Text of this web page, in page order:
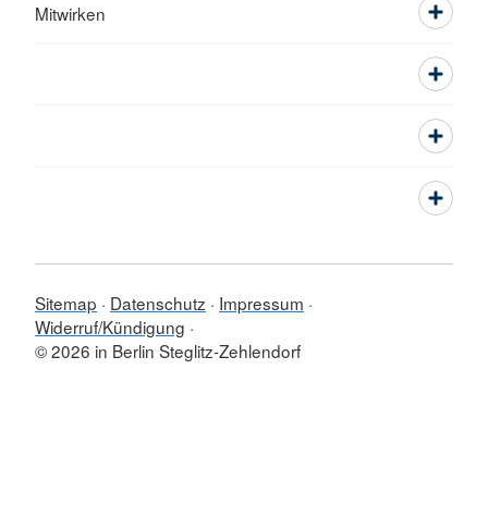
Mitwirken
Sitemap Datenschutz
Impressum
Widerruf/Kündigung
© 2026 in Berlin Steglitz-Zehlendorf